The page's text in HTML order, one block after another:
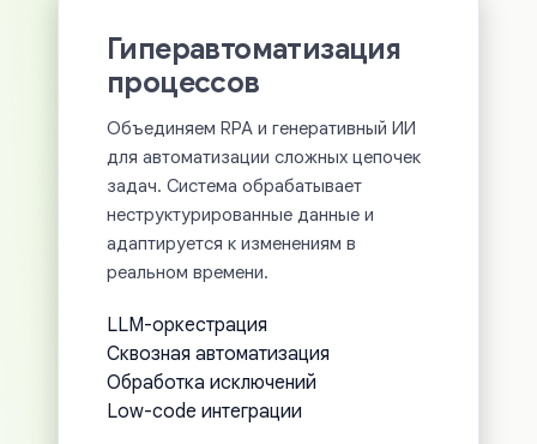
Гиперавтоматизация
процессов
Объединяем RPA и генеративный ИИ
для автоматизации сложных цепочек
задач. Система обрабатывает
неструктурированные данные и
адаптируется к изменениям в
реальном времени.
LLM-оркестрация
Сквозная автоматизация
Обработка исключений
Low-code интеграции